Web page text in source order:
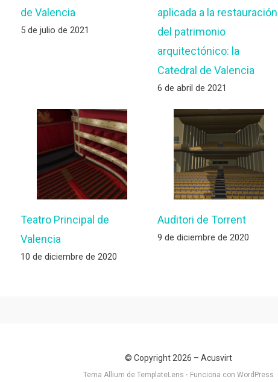
de Valencia
5 de julio de 2021
aplicada a la restauración
del patrimonio
arquitectónico: la
Catedral de Valencia
6 de abril de 2021
Teatro Principal de
Valencia
10 de diciembre de 2020
Auditori de Torrent
9 de diciembre de 2020
© Copyright 2026 – Acusvirt
Tema Allium de TemplateLens ⋅ Funciona con WordPress